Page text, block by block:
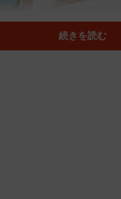
続きを読む